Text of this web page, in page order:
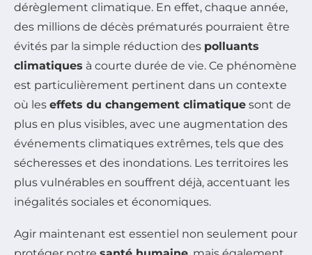
dérèglement climatique. En effet, chaque année,
des millions de décès prématurés pourraient être
évités par la simple réduction des polluants
climatiques à courte durée de vie. Ce phénomène
est particulièrement pertinent dans un contexte
où les effets du changement climatique sont de
plus en plus visibles, avec une augmentation des
événements climatiques extrêmes, tels que des
sécheresses et des inondations. Les territoires les
plus vulnérables en souffrent déjà, accentuant les
inégalités sociales et économiques.
Agir maintenant est essentiel non seulement pour